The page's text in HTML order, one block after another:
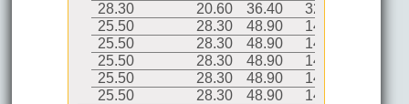
28.30
20.60 36.40 326.60
25.50
28.30 48.90 148.40
25.50
28.30 48.90 148.40
25.50
28.30 48.90 148.40
25.50
28.30 48.90 148.40
25.50
28.30 48.90 148.40